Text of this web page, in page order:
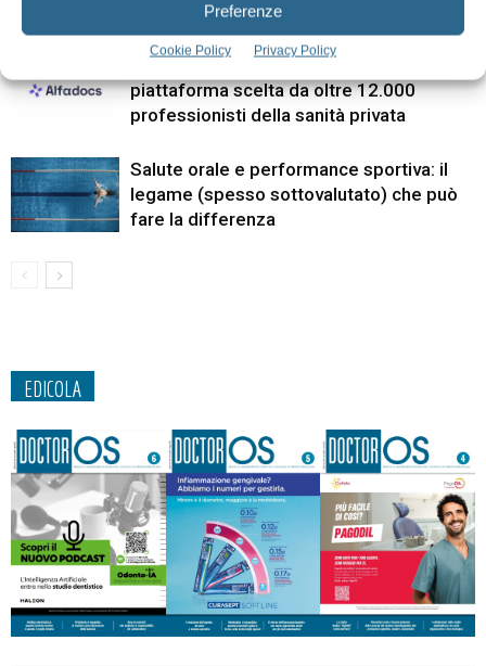
Preferenze
Cookie Policy Privacy Policy
piattaforma scelta da oltre 12.000
professionisti della sanità privata
Salute orale e performance sportiva: il
legame (spesso sottovalutato) che può
fare la differenza
EDICOLA